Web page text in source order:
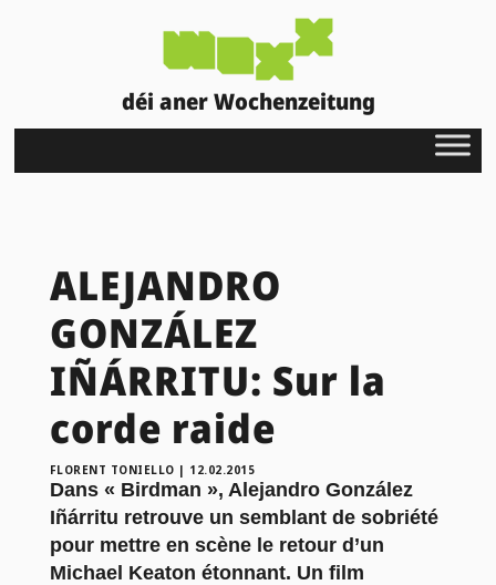
déi aner Wochenzeitung
ALEJANDRO
GONZÁLEZ
IÑÁRRITU: Sur la
corde raide
FLORENT TONIELLO | 12.02.2015
Dans « Birdman », Alejandro González
Iñárritu retrouve un semblant de sobriété
pour mettre en scène le retour d’un
Michael Keaton étonnant. Un film